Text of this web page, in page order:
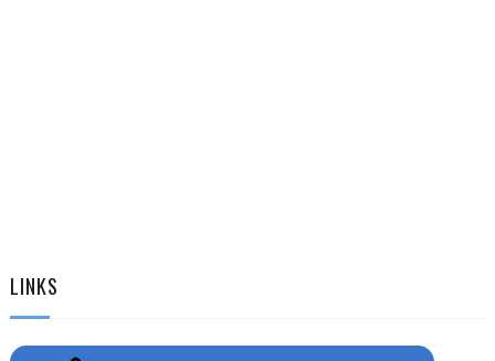
LINKS